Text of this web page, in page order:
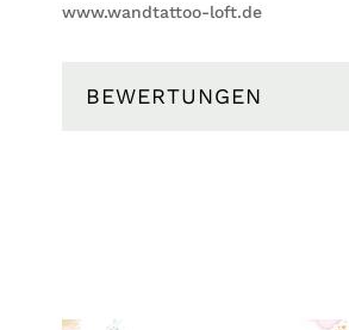
www.wandtattoo-loft.de
BEWERTUNGEN